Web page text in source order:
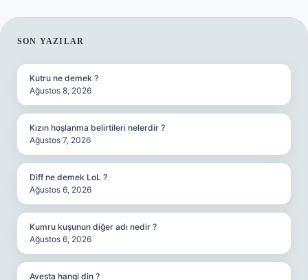
SIDEBAR
SON YAZILAR
Kutru ne demek ?
Ağustos 8, 2026
Kızın hoşlanma belirtileri nelerdir ?
Ağustos 7, 2026
Diff ne demek LoL ?
Ağustos 6, 2026
Kumru kuşunun diğer adı nedir ?
Ağustos 6, 2026
Avesta hangi din ?